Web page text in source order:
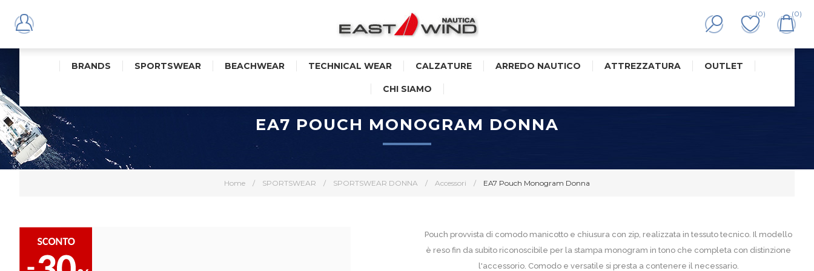
(0) (0)
BRANDS SPORTSWEAR BEACHWEAR TECHNICAL WEAR CALZATURE ARREDO NAUTICO ATTREZZATURA OUTLET
CHI SIAMO
Home / SPORTSWEAR / SPORTSWEAR DONNA / Accessori / EA7 Pouch Monogram Donna
EA7 POUCH MONOGRAM DONNA
Pouch provvista di comodo manicotto e chiusura con zip, realizzata in tessuto tecnico. Il modello
è reso fin da subito riconoscibile per la stampa monogram in tono che completa con distinzione
l'accessorio. Comodo e versatile si presta a contenere il necessario.